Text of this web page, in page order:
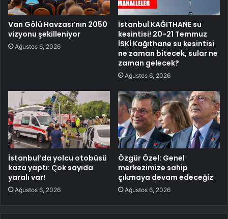
Van Gölü Havzası’nın 2050
vizyonu şekilleniyor
Ağustos 6, 2026
İstanbul KAĞITHANE su
kesintisi! 20-21 Temmuz
İSKİ Kağıthane su kesintisi
ne zaman bitecek, sular ne
zaman gelecek?
Ağustos 6, 2026
İstanbul’da yolcu otobüsü
kaza yaptı: Çok sayıda
yaralı var!
Ağustos 6, 2026
Özgür Özel: Genel
merkezimize sahip
çıkmaya devam edeceğiz
Ağustos 6, 2026